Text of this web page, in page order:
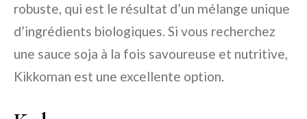
robuste, qui est le résultat d’un mélange unique
d’ingrédients biologiques. Si vous recherchez
une sauce soja à la fois savoureuse et nutritive,
Kikkoman est une excellente option.